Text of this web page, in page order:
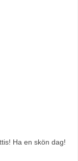
Ha en skön dag!